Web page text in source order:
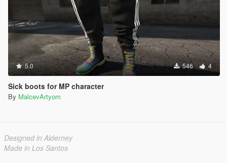
5.0 546 4
Sick boots for MP character
By MalcevArtyom
Designed in Alderney
Made in Los Santos